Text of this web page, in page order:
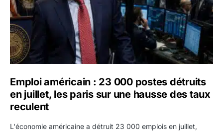
Emploi américain : 23 000 postes détruits
en juillet, les paris sur une hausse des taux
reculent
L'économie américaine a détruit 23 000 emplois en juillet,